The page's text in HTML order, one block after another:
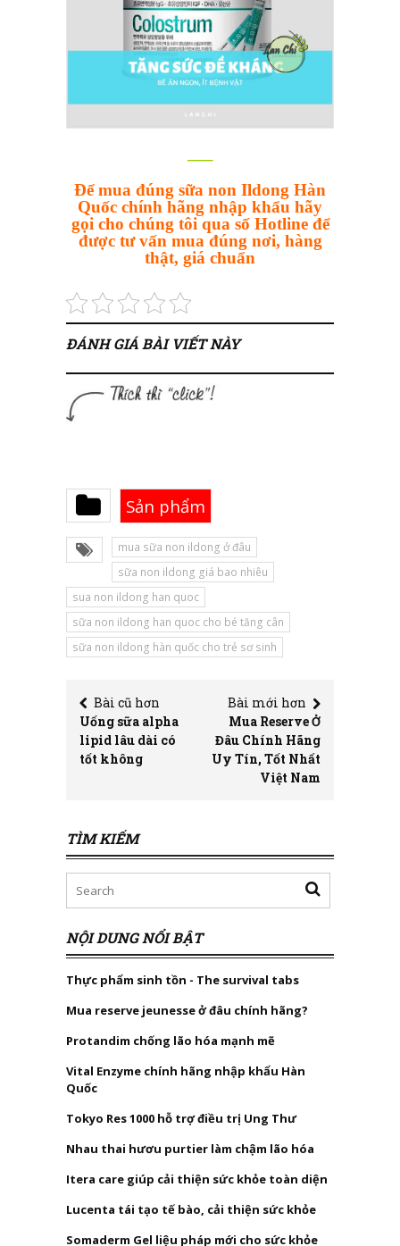
—–
Để mua đúng sữa non Ildong Hàn
Quốc chính hãng nhập khẩu hãy
gọi cho chúng tôi qua số Hotline để
được tư vấn mua đúng nơi, hàng
thật, giá chuẩn
ĐÁNH GIÁ BÀI VIẾT NÀY
Sản phẩm
mua sữa non ildong ở đâu
sữa non ildong giá bao nhiêu
sua non ildong han quoc
sữa non ildong han quoc cho bé tăng cân
sữa non ildong hàn quốc cho trẻ sơ sinh
Bài cũ hơn
Uống sữa alpha
lipid lâu dài có
tốt không
Bài mới hơn
Mua Reserve Ở
Đâu Chính Hãng
Uy Tín, Tốt Nhất
Việt Nam
TÌM KIẾM
NỘI DUNG NỔI BẬT
Thực phẩm sinh tồn - The survival tabs
Mua reserve jeunesse ở đâu chính hãng?
Protandim chống lão hóa mạnh mẽ
Vital Enzyme chính hãng nhập khẩu Hàn
Quốc
Tokyo Res 1000 hỗ trợ điều trị Ung Thư
Nhau thai hươu purtier làm chậm lão hóa
Itera care giúp cải thiện sức khỏe toàn diện
Lucenta tái tạo tế bào, cải thiện sức khỏe
Somaderm Gel liệu pháp mới cho sức khỏe